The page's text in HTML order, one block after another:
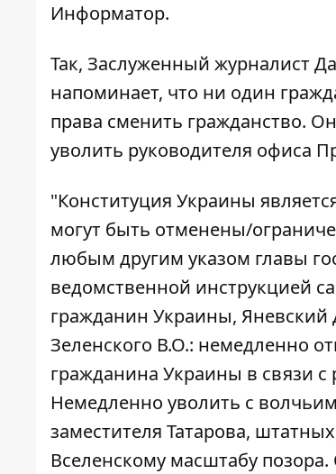
Информатор.
Так, Заслуженный журналист
напоминает, что ни один
права сменить гражданство.
уволить руководителя офиса
"Конституция Украины
могут быть отменены/
любым другим указом главы
ведомственной инструкцией
гражданин Украины, Яневский
Зеленского В.О.: немедленно
гражданина Украины в связи
Немедленно уволить с
заместителя Татарова,
Вселенскому масштабу